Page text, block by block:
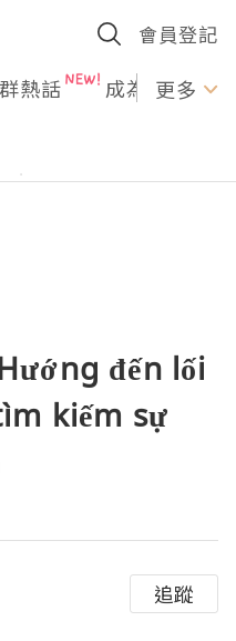
會員登記
熱話 成為U更多
đến lối
kiếm sự
追蹤